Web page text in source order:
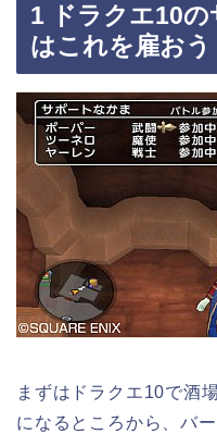
1 ドラクエ10の
はこれを雇おう
まずはドラクエ10で酒
になるところから、バ